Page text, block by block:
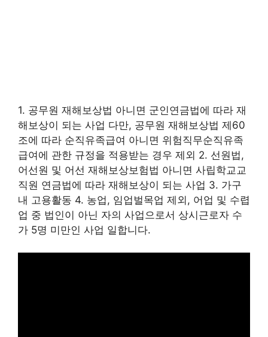
1. 공무원 재해보상법 아니면 군인연금법에 따라 재
해보상이 되는 사업 다만, 공무원 재해보상법 제60
조에 따라 순직유족급여 아니면 위험직무순직유족
급여에 관한 규정을 적용받는 경우 제외 2. 선원법,
어선원 및 어선 재해보상보험법 아니면 사립학교교
직원 연금법에 따라 재해보상이 되는 사업 3. 가구
내 고용활동 4. 농업, 임업벌목업 제외, 어업 및 수렵
업 중 법인이 아닌 자의 사업으로서 상시근로자 수
가 5명 미만인 사업 일합니다.